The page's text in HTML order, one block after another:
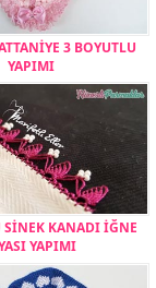
3 BOYUTLU
YAPIMI
SİNEK KANADI İĞNE
YAPIMI